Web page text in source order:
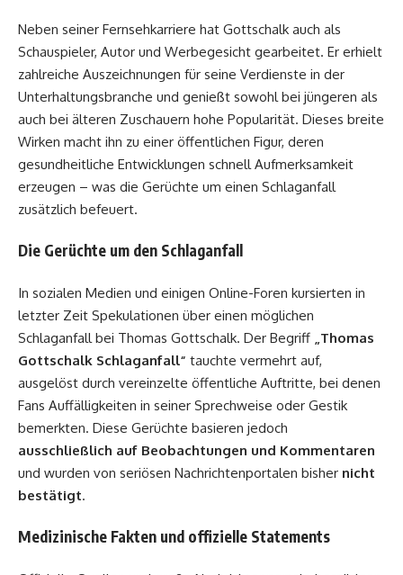
Neben seiner Fernsehkarriere hat Gottschalk auch als
Schauspieler, Autor und Werbegesicht gearbeitet. Er erhielt
zahlreiche Auszeichnungen für seine Verdienste in der
Unterhaltungsbranche und genießt sowohl bei jüngeren als
auch bei älteren Zuschauern hohe Popularität. Dieses breite
Wirken macht ihn zu einer öffentlichen Figur, deren
gesundheitliche Entwicklungen schnell Aufmerksamkeit
erzeugen – was die Gerüchte um einen Schlaganfall
zusätzlich befeuert.
Die Gerüchte um den Schlaganfall
In sozialen Medien und einigen Online-Foren kursierten in
letzter Zeit Spekulationen über einen möglichen
Schlaganfall bei Thomas Gottschalk. Der Begriff
„Thomas
Gottschalk Schlaganfall“ tauchte vermehrt auf,
ausgelöst durch vereinzelte öffentliche Auftritte, bei denen
Fans Auffälligkeiten in seiner Sprechweise oder Gestik
bemerkten. Diese Gerüchte basieren jedoch
ausschließlich auf Beobachtungen und Kommentaren
und wurden von seriösen Nachrichtenportalen bisher nicht
bestätigt.
Medizinische Fakten und offizielle Statements